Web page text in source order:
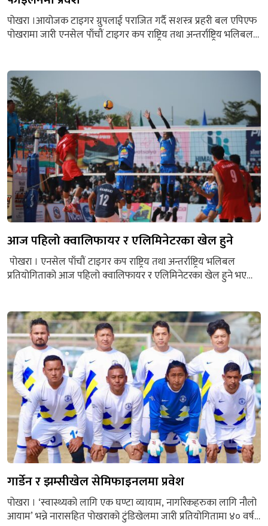
पोखरा ।आयोजक टाइगर ग्रुपलाई पराजित गर्दै सशस्त्र प्रहरी बल एपिएफ
पोखरामा जारी एनसेल पाँचौं टाइगर कप राष्ट्रिय तथा अन्तर्राष्ट्रिय भलिबल
च्याम्पियन एपिएफ फाइनलमा स्थान सुरक्षित गरेको हो । पहिलो सेट २५–
२० ले आफ्नो पक्षमा पारेको एपिएफले...
आज पहिलो क्वालिफायर र एलिमिनेटरका खेल हुने
पोखरा । एनसेल पाँचौं टाइगर कप राष्ट्रिय तथा अन्तर्राष्ट्रिय भलिबल
प्रतियोगिताको आज पहिलो क्वालिफायर र एलिमिनेटरका खेल हुने भएका
पुरुषतर्फ एलिमिनेटरको खेल हुने तालिका छ । पोखरा रंगशालास्थित
भलिबल कोर्टमा हुने पहिलो खेल महिलातर्फको हुनेछ...
गार्डेन र झम्सीखेल सेमिफाइनलमा प्रवेश
पोखरा । ‘स्वास्थ्यको लागि एक घण्टा व्यायाम, नागरिकहरुका लागि नौलो
आयाम’ भन्ने नारासहित पोखराको टुंडिखेलमा जारी प्रतियोगितामा ४० वर्ष